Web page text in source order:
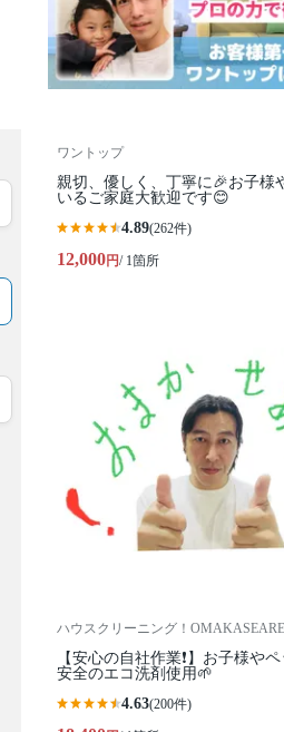
ワントップ
親切、優しく、丁寧に🎉お子様
いるご家庭大歓迎です😊
4.89(262件)
12,000円/ 1箇所
ハウスクリーニング！OMAKASEARE
【安心の自社作業❗️】お子様や
安全のエコ洗剤使用🌱
4.63(200件)